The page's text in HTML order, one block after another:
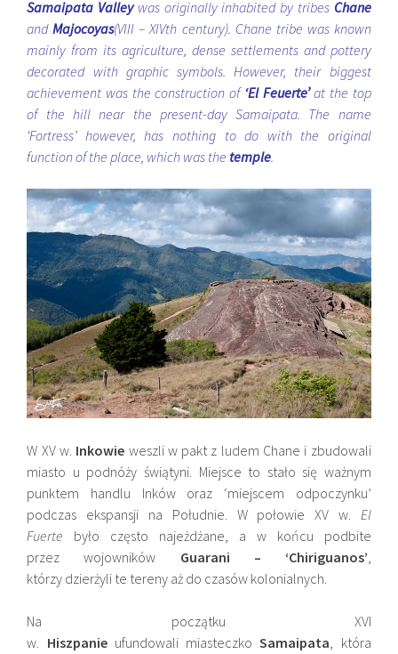
Samaipata Valleywas originally inhabited by tribes Chane
andMajocoyas(VIII – XIVth century). Chane tribe was known
mainly from its agriculture, dense settlements and pottery
decorated with graphic symbols. However, their biggest
achievement was the construction of ‘El Feuerte’at the top
of the hill near the present-day Samaipata. The name
‘Fortress’ however, has nothing to do with the original
function of the place, which was the temple.
W XV w. Inkowie weszli w pakt z ludem Chane i zbudowali
miasto u podnóży świątyni. Miejsce to stało się ważnym
punktem handlu Inków oraz ‘miejscem odpoczynku’
podczas ekspansji na Południe. W połowie XV w. El
Fuerte było często najeżdżane, a w końcu podbite
przez wojowników Guarani – ‘Chiriguanos’,
którzy dzierżyli te tereny aż do czasów kolonialnych.
Na początku XVI
w. Hiszpanieufundowali miasteczkoSamaipata, która